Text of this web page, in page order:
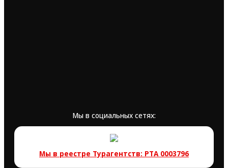
Мы в социальных сетях:
Мы в реестре Турагентств: РТА 0003796